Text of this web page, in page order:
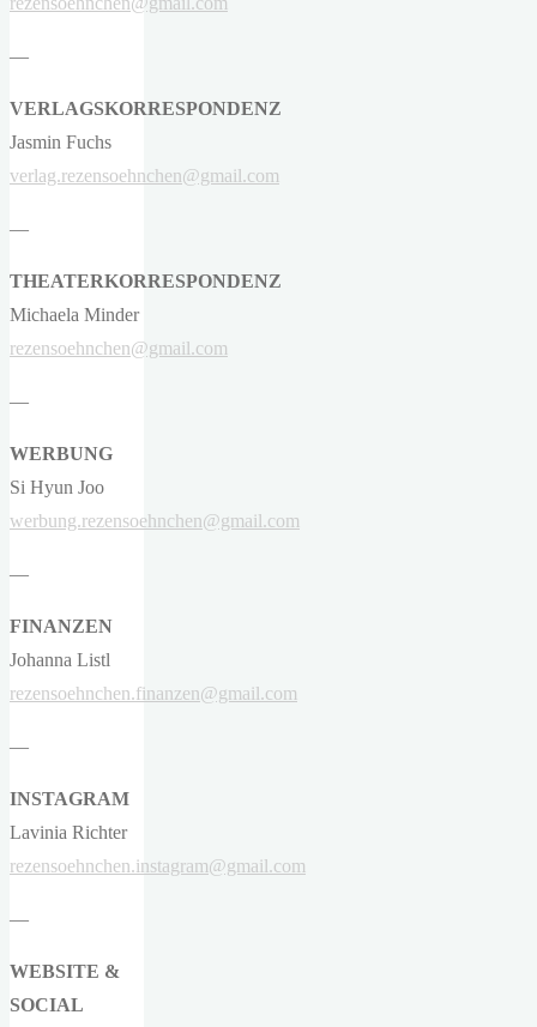
—
VERLAGSKORRESPONDENZ
Jasmin Fuchs
verlag.rezensoehnchen@gmail.com
—
THEATERKORRESPONDENZ
Michaela Minder
rezensoehnchen@gmail.com
—
WERBUNG
Si Hyun Joo
werbung.rezensoehnchen@gmail.com
—
FINANZEN
Johanna Listl
rezensoehnchen.finanzen@gmail.com
—
INSTAGRAM
Lavinia Richter
rezensoehnchen.instagram@gmail.com
—
WEBSITE &
SOCIAL